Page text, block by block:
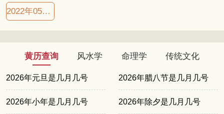
2022年05月27日良辰吉日
黄历查询 风水学 命理学 传统文化
2026年元旦是几月几号 2026年腊八节是几月几号
2026年小年是几月几号 2026年除夕是几月几号